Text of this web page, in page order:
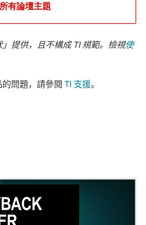
有論壇主題
提供，且不構成 TI 規範。檢視使
問題，請參閱 TI 支援。​​​​​​​​​​​​​​